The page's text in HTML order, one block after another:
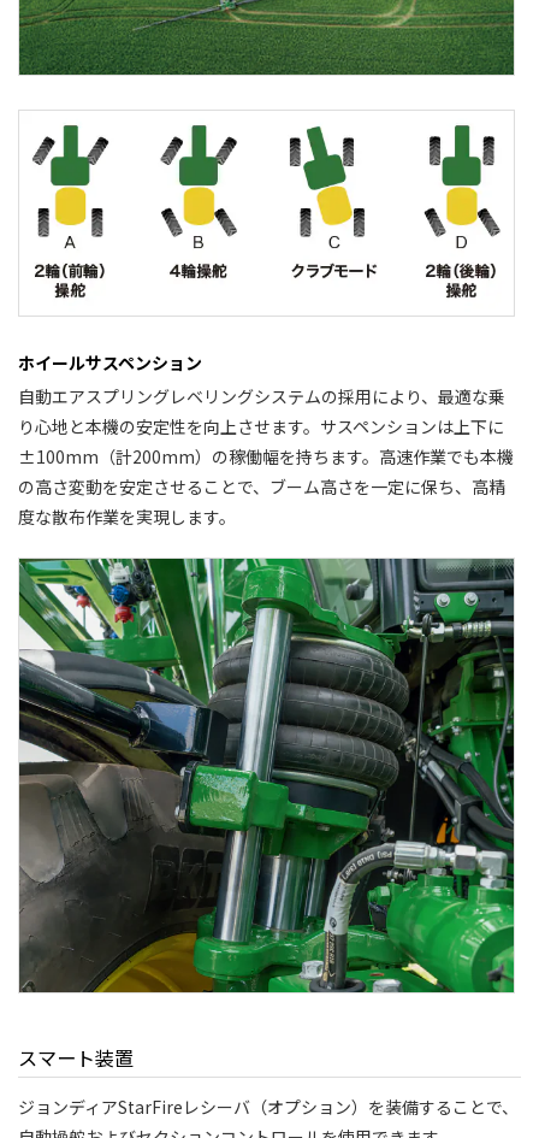
ホイールサスペンション
自動エアスプリングレベリングシステムの採用により、最適な乗
り心地と本機の安定性を向上させます。サスペンションは上下に
±100mm（計200mm）の稼働幅を持ちます。高速作業でも本機
の高さ変動を安定させることで、ブーム高さを一定に保ち、高精
度な散布作業を実現します。
スマート装置
ジョンディアStarFireレシーバ（オプション）を装備することで、